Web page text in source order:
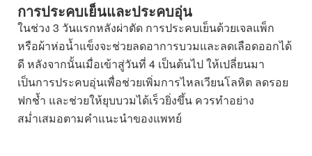
การประคบเย็นและประคบอุ่น
ในช่วง 3 วันแรกหลังผ่าตัด การประคบเย็นด้วยเจลแพ็ก
หรือผ้าห่อน้ำแข็งจะช่วยลดอาการบวมและลดเลือดออกได้
ดี หลังจากนั้นเมื่อเข้าสู่วันที่ 4 เป็นต้นไป ให้เปลี่ยนมา
เป็นการประคบอุ่นเพื่อช่วยเพิ่มการไหลเวียนโลหิต ลดรอย
ฟกช้ำ และช่วยให้ยุบบวมได้เร็วยิ่งขึ้น ควรทำอย่าง
สม่ำเสมอตามคำแนะนำของแพทย์